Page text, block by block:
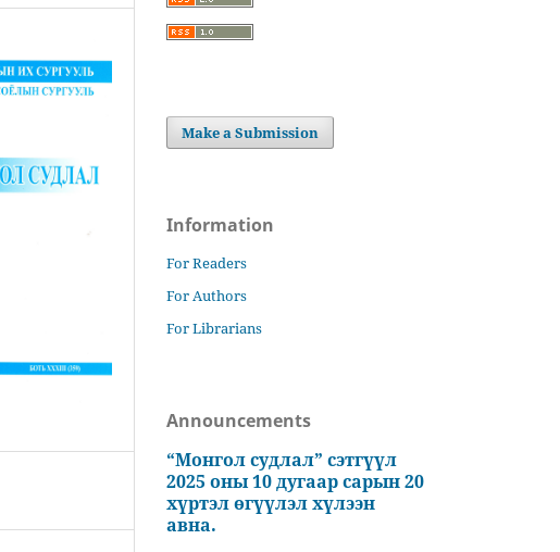
Make a Submission
Information
For Readers
For Authors
For Librarians
Announcements
“Монгол судлал” сэтгүүл
2025 оны 10 дугаар сарын 20
хүртэл өгүүлэл хүлээн
авна.